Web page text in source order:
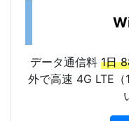
データ通信料 1日
外で高速 4G LTE